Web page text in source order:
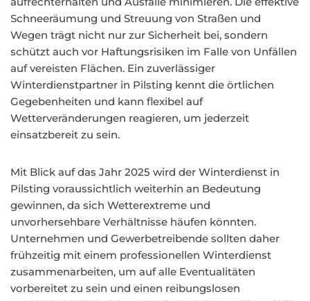
Schneeräumung und Streuung von Straßen und
Wegen trägt nicht nur zur Sicherheit bei, sondern
schützt auch vor Haftungsrisiken im Falle von Unfällen
auf vereisten Flächen. Ein zuverlässiger
Winterdienstpartner in Pilsting kennt die örtlichen
Gegebenheiten und kann flexibel auf
Wetterveränderungen reagieren, um jederzeit
einsatzbereit zu sein.
Mit Blick auf das Jahr 2025 wird der Winterdienst in
Pilsting voraussichtlich weiterhin an Bedeutung
gewinnen, da sich Wetterextreme und
unvorhersehbare Verhältnisse häufen könnten.
Unternehmen und Gewerbetreibende sollten daher
frühzeitig mit einem professionellen Winterdienst
zusammenarbeiten, um auf alle Eventualitäten
vorbereitet zu sein und einen reibungslosen